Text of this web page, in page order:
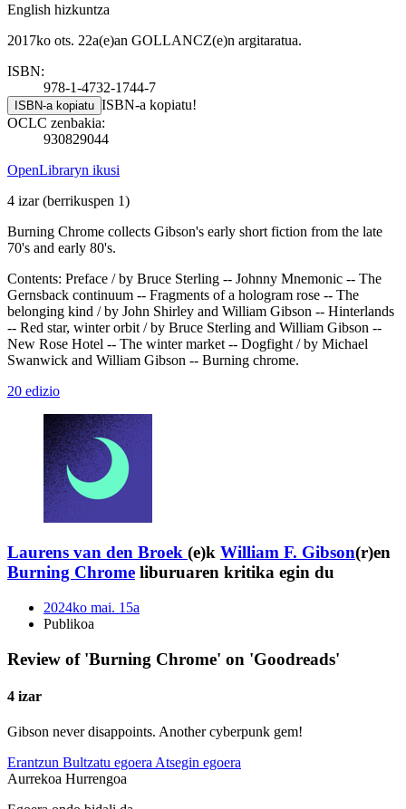
English hizkuntza
2017ko ots. 22a(e)an GOLLANCZ(e)n argitaratua.
ISBN:
978-1-4732-1744-7
ISBN-a kopiatu ISBN-a kopiatu!
OCLC zenbakia:
930829044
OpenLibraryn ikusi
4 izar(berrikuspen 1)
Burning Chrome collects Gibson's early short fiction from the late
70's and early 80's.
Contents: Preface / by Bruce Sterling -- Johnny Mnemonic -- The
Gernsback continuum -- Fragments of a hologram rose -- The
belonging kind / by John Shirley and William Gibson -- Hinterlands
-- Red star, winter orbit / by Bruce Sterling and William Gibson --
New Rose Hotel -- The winter market -- Dogfight / by Michael
Swanwick and William Gibson -- Burning chrome.
20 edizio
Laurens van den Broek (e)k William F. Gibson(r)en
Burning Chrome liburuaren kritika egin du
2024ko mai. 15a
Publikoa
Review of 'Burning Chrome' on 'Goodreads'
4 izar
Gibson never disappoints. Another cyberpunk gem!
Erantzun Bultzatu egoera Atsegin egoera
Aurrekoa Hurrengoa